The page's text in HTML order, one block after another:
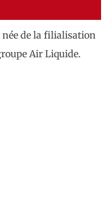
née de la filialisation
Air Liquide.